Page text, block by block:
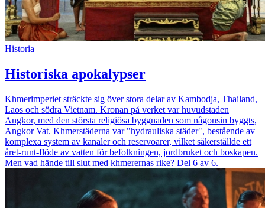
Historia
Historiska apokalypser
Khmerimperiet sträckte sig över stora delar av Kambodja, Thailand,
Laos och södra Vietnam. Kronan på verket var huvudstaden
Angkor, med den största religiösa byggnaden som någonsin byggts,
Angkor Vat. Khmerstäderna var "hydrauliska städer", bestående av
komplexa system av kanaler och reservoarer, vilket säkerställde ett
året-runt-flöde av vatten för befolkningen, jordbruket och boskapen.
Men vad hände till slut med khmerernas rike? Del 6 av 6.